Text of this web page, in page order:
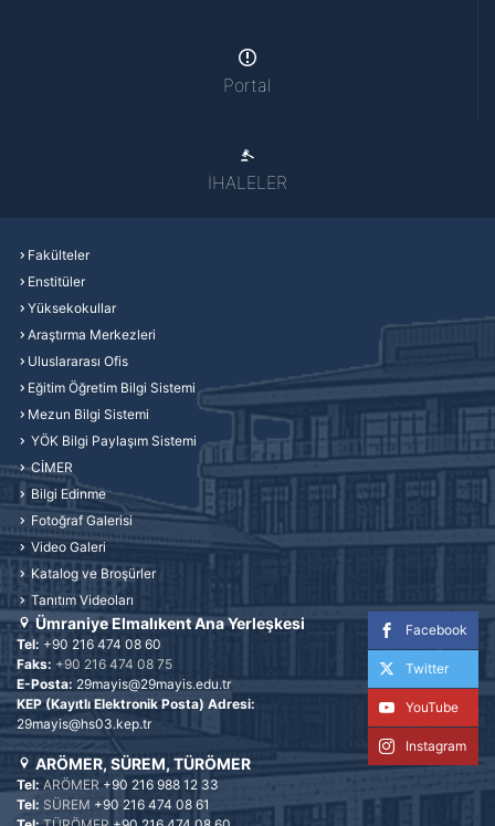
Portal
İHALELER
Fakülteler
Enstitüler
Yüksekokullar
Araştırma Merkezleri
Uluslararası Ofis
Eğitim Öğretim Bilgi Sistemi
Mezun Bilgi Sistemi
YÖK Bilgi Paylaşım Sistemi
CİMER
Bilgi Edinme
Fotoğraf Galerisi
Video Galeri
Katalog ve Broşürler
Tanıtım Videoları
Facebook
Twitter
YouTube
Instagram
Ümraniye Elmalıkent Ana Yerleşkesi
Tel: +90 216 474 08 60
Faks: +90 216 474 08 75
E-Posta: 29mayis@29mayis.edu.tr
KEP (Kayıtlı Elektronik Posta) Adresi:
29mayis@hs03.kep.tr
ARÖMER, SÜREM, TÜRÖMER
Tel: ARÖMER +90 216 988 12 33
Tel: SÜREM +90 216 474 08 61